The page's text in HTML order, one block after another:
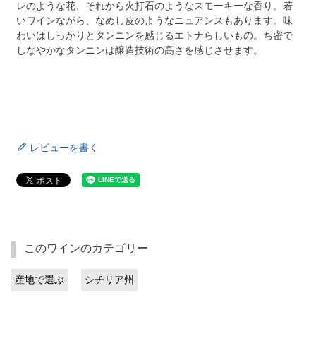
レのような花、それから火打石のようなスモーキーな香り。若
いワインながら、なめし皮のようなニュアンスもあります。味
わいはしっかりとタンニンを感じるエトナらしいもの。ち密で
しなやかなタンニンは醸造技術の高さを感じさせます。
レビューを書く
このワインのカテゴリー
産地で選ぶ シチリア州